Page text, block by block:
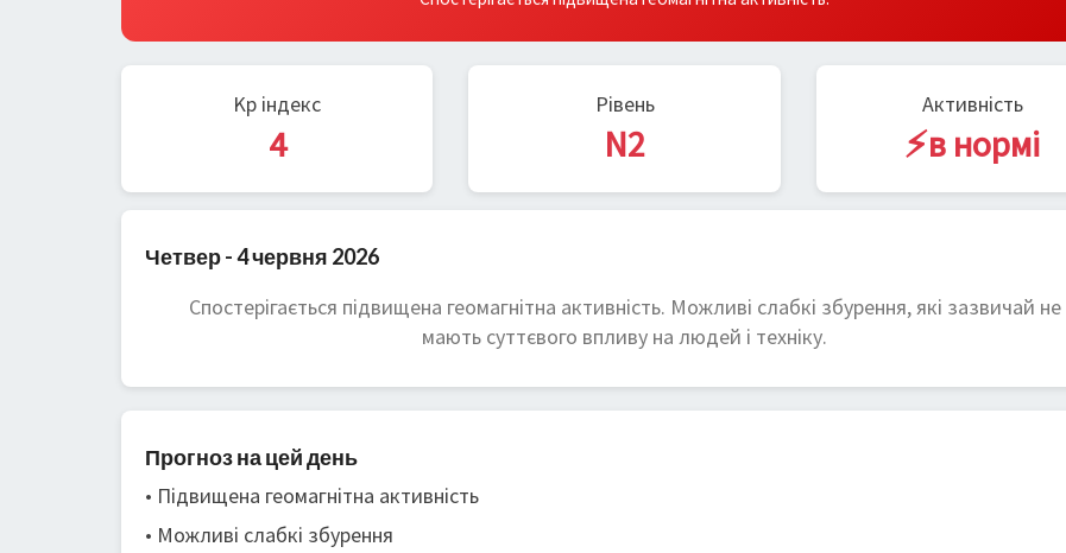
Kp індекс
4
Рівень
N2
Активність
⚡в нормі
Четвер - 4 червня 2026
Спостерігається підвищена геомагнітна активність. Можливі слабкі збурення, які зазвичай не
мають суттєвого впливу на людей і техніку.
Прогноз на цей день
• Підвищена геомагнітна активність
• Можливі слабкі збурення